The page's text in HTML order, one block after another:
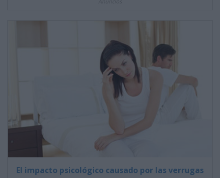
El impacto psicológico causado por las verrugas